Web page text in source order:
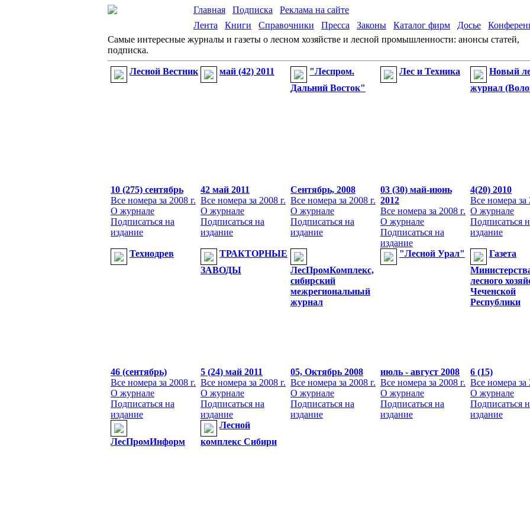
Главная Подписка
Реклама на сайте
Лента
Книги Справочники Пресса Законы Каталог фирм Досье
Самые интересные журналы и газеты о лесном хозяйстве и лесной промышленности: анонсы статей,
подписка.
Лесной Вестник
10 (275) сентябрь
Все номера за 2008 г.
О журнале
Подписаться на
издание
май (42) 2011
42 май 2011
Все номера за 2008 г.
О журнале
Подписаться на
издание
"Леспром.
Дальний Восток"
Сентябрь, 2008
Все номера за 2008 г.
О журнале
Подписаться на
издание
Лес и Техника
03 (30) май-июнь
2012
Все номера за 2008 г.
О журнале
Подписаться на
издание
Новый
журнал
4(20) 2010
Все номера за
О журнале
Подписаться
издание
Технодрев
46 (сентябрь)
Все номера за 2008 г.
О журнале
Подписаться на
издание
ТРАКТОРНЫЕ
ЗАВОДЫ
5 (24) май 2011
Все номера за 2008 г.
О журнале
Подписаться на
издание
ЛесПромКомплекс,
сибирский
межрегиональный
журнал
05, Октябрь 2008
Все номера за 2008 г.
О журнале
Подписаться на
издание
"Лесной Урал"
июль - август 2008
Все номера за 2008 г.
О журнале
Подписаться на
издание
Газета
лесного
Чеченской
Республики
6 (15)
Все номера за
О журнале
Подписаться
издание
ЛесПромИнформ
Лесной
комплекс Сибири